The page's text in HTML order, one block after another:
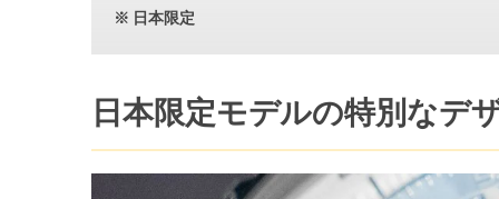
※ 日本限定
日本限定モデルの特別なデ